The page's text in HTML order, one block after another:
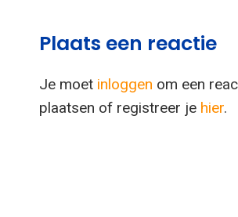
Plaats een reactie
Je moet inloggen om een
plaatsen of registreer je hier.